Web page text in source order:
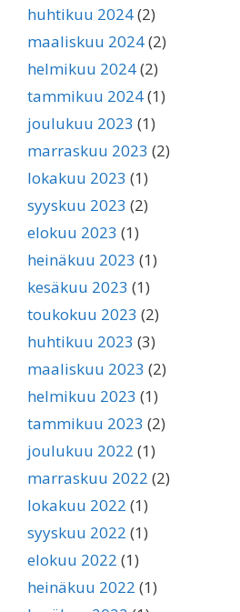
huhtikuu 2024(2)
maaliskuu 2024(2)
helmikuu 2024(2)
tammikuu 2024(1)
joulukuu 2023 (1)
marraskuu 2023 (2)
lokakuu 2023 (1)
syyskuu 2023 (2)
elokuu 2023 (1)
heinäkuu 2023 (1)
kesäkuu 2023 (1)
toukokuu 2023 (2)
huhtikuu 2023 (3)
maaliskuu 2023 (2)
helmikuu 2023 (1)
tammikuu 2023 (2)
joulukuu 2022 (1)
marraskuu 2022 (2)
lokakuu 2022 (1)
syyskuu 2022 (1)
elokuu 2022 (1)
heinäkuu 2022 (1)